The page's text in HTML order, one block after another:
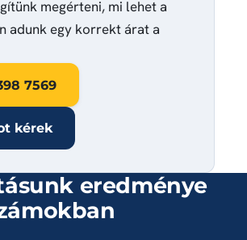
megérteni, mi lehet a
adunk egy korrekt árat a
7569
kérek
eredménye